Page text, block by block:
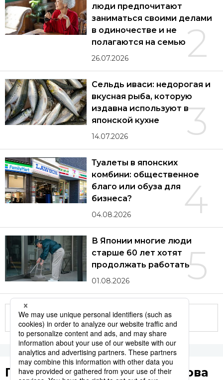
2
люди предпочитают
заниматься своими делами
в одиночестве и не
полагаются на семью
26.07.2026
3
Сельдь иваси: недорогая и
вкусная рыба, которую
издавна используют в
японской кухне
14.07.2026
4
Туалеты в японских
комбини: общественное
благо или обуза для
бизнеса?
04.08.2026
5
В Японии многие люди
старше 60 лет хотят
продолжать работать
01.08.2026
Другие статьи по теме
Популярные поисковые слова